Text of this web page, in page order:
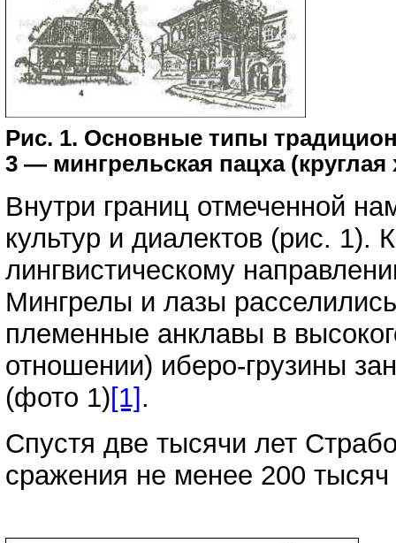
Рис. 1. Основные типы
3 — мингрельская пацха
Внутри границ отмеченной
культур и диалектов (рис.
лингвистическому
Мингрелы и лазы
племенные анклавы в
отношении) иберо-грузины
(фото 1)[1] .
Спустя две тысячи лет
сражения не менее 200